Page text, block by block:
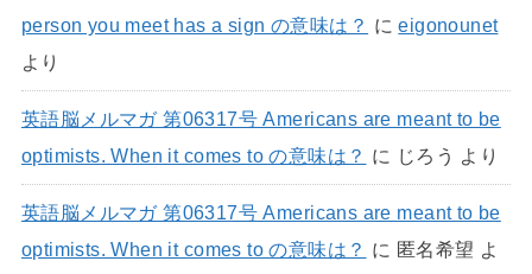
person you meet has a sign の意味は？ にeigonounet
より
英語脳メルマガ 第06317号 Americans are meant to be
optimists. When it comes to の意味は？ に じろう より
英語脳メルマガ 第06317号 Americans are meant to be
optimists. When it comes to の意味は？ に 匿名希望 よ